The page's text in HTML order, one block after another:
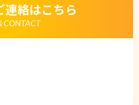
利用その他一切の取り扱い
関する法律、その他の関連
リシーを遵守します。
つ最新の内容に保つよう努
必要な安全管理措置を講じ
コンテンツにおいてCookie
連絡はこちら
CONTACT